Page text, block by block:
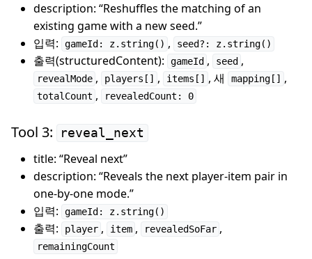
description: “Reshuffles the matching of an
existing game with a new seed.”
입력:
gameId: z.string() , seed?: z.string()
출력(structuredContent): gameId , seed ,
revealMode , players[] , items[] , 새 mapping[] ,
totalCount , revealedCount: 0
Tool 3: reveal_next
title: “Reveal next”
description: “Reveals the next player-item pair in
one-by-one mode.”
입력:
gameId: z.string()
출력: player , item , revealedSoFar ,
remainingCount